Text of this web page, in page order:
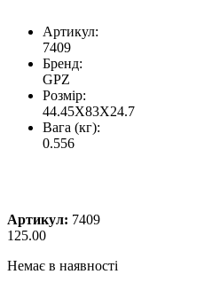
Артикул:
7409
Бренд:
GPZ
Розмір:
44.45X83X24.7
Вага (кг):
0.556
Артикул: 7409
125.00
Немає в наявності